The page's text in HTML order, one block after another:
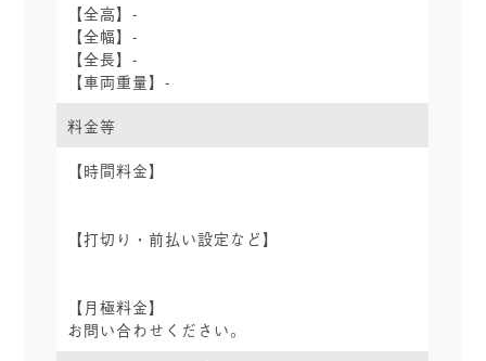
【全高】-
【全幅】-
【全長】-
【車両重量】-
料金等
【時間料金】
【打切り・前払い設定など】
【月極料金】
お問い合わせください。